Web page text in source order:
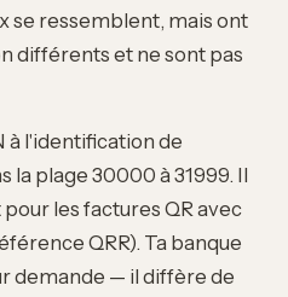
se ressemblent, mais ont
différents et ne sont pas
à l'identification de
la plage 30000 à 31999. Il
les factures QR avec
QRR). Ta banque
demande — il diffère de